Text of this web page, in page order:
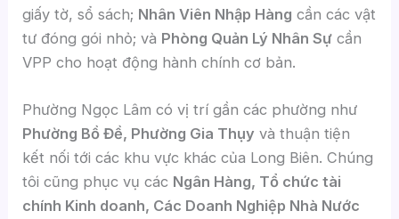
giấy tờ, sổ sách; Nhân Viên Nhập Hàng cần các vật
tư đóng gói nhỏ; và Phòng Quản Lý Nhân Sự cần
VPP cho hoạt động hành chính cơ bản.
Phường Ngọc Lâm có vị trí gần các phường như
Phường Bồ Đề, Phường Gia Thụy và thuận tiện
kết nối tới các khu vực khác của Long Biên. Chúng
tôi cũng phục vụ các Ngân Hàng, Tổ chức tài
chính Kinh doanh, Các Doanh Nghiệp Nhà Nước